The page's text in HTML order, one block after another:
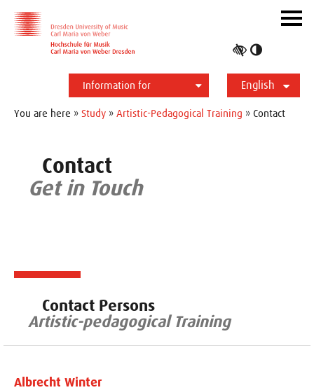
contrast
Information for
Students
Applicants
International
Press
Alumni
English
ein-/
You are here » Study » Artistic-Pedagogical Training » Contact
Contact
Get in Touch
Contact Persons
Artistic-pedagogical Training
Albrecht Winter